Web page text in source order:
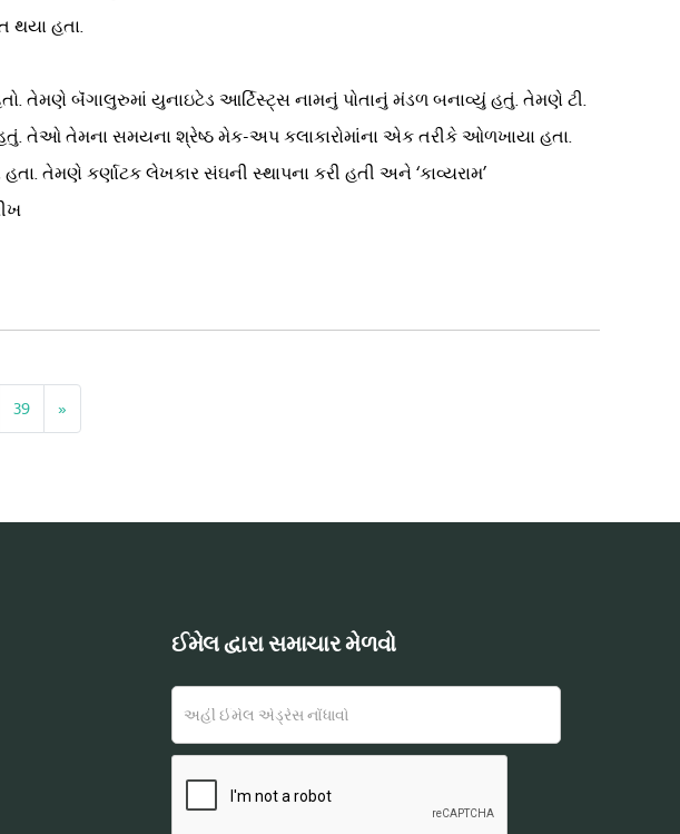
થયા હતા.
હતો. તેમણે બૅંગાલુરુમાં યુનાઇટેડ આર્ટિસ્ટ્સ નામનું પોતાનું મંડળ બનાવ્યું હતું. તેમણે ટી.
હતું. તેઓ તેમના સમયના શ્રેષ્ઠ મેક-અપ કલાકારોમાંના એક તરીકે ઓળખાયા હતા.
તેમણે કર્ણાટક લેખકાર સંઘની સ્થાપના કરી હતી અને ‘કાવ્યરામ’
39 »
ઈમેલ દ્વારા સમાચાર મેળવો